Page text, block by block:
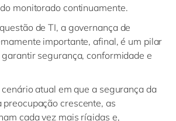
monitorado continuamente.
de TI, a governança de
importante, afinal, é um pilar
segurança, conformidade e
atual em que a segurança da
crescente, as
cada vez mais rígidas e,